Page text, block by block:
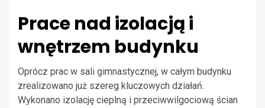
Prace nad izolacją i
wnętrzem budynku
Oprócz prac w sali gimnastycznej, w całym budynku
zrealizowano już szereg kluczowych działań.
Wykonano izolację cieplną i przeciwwilgociową ścian